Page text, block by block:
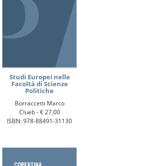
Studi Europei nelle
Facoltà di Scienze
Politiche
Borraccetti Marco
Clueb -€ 27,00
ISBN: 978-88491-31130